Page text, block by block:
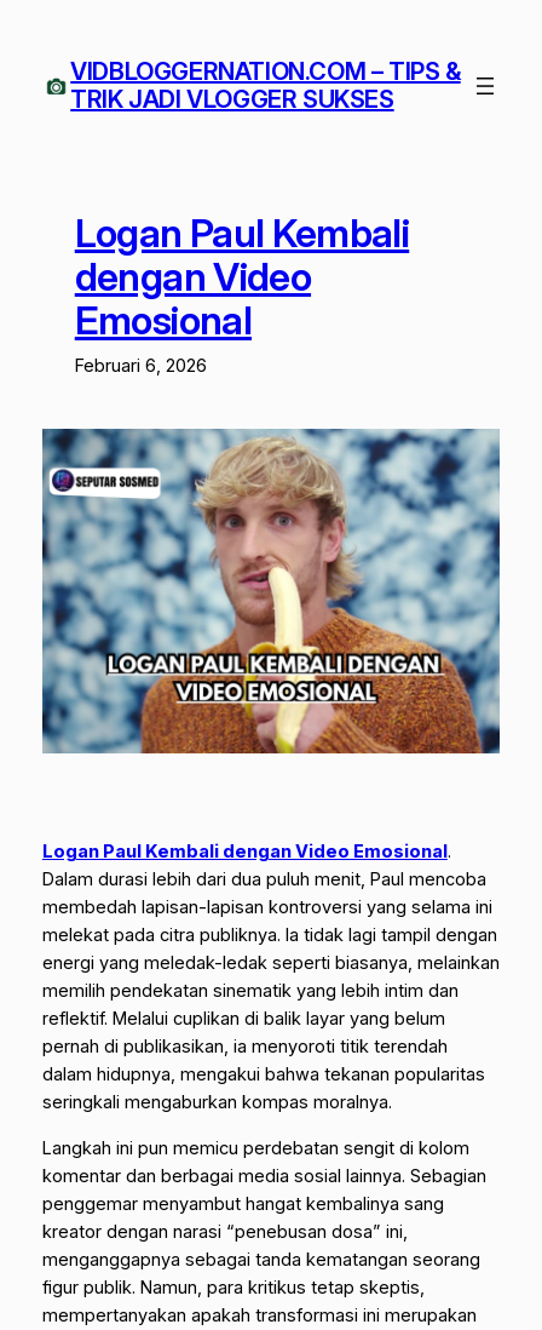
konten VIDBLOGGERNATION.COM – TIPS &
TRIK JADI VLOGGER SUKSES
Logan Paul Kembali
dengan Video
Emosional
Februari 6, 2026
Logan Paul Kembali dengan Video Emosional.
Dalam durasi lebih dari dua puluh menit, Paul mencoba
membedah lapisan-lapisan kontroversi yang selama ini
melekat pada citra publiknya. Ia tidak lagi tampil dengan
energi yang meledak-ledak seperti biasanya, melainkan
memilih pendekatan sinematik yang lebih intim dan
reflektif. Melalui cuplikan di balik layar yang belum
pernah di publikasikan, ia menyoroti titik terendah
dalam hidupnya, mengakui bahwa tekanan popularitas
seringkali mengaburkan kompas moralnya.
Langkah ini pun memicu perdebatan sengit di kolom
komentar dan berbagai media sosial lainnya. Sebagian
penggemar menyambut hangat kembalinya sang
kreator dengan narasi “penebusan dosa” ini,
menganggapnya sebagai tanda kematangan seorang
figur publik. Namun, para kritikus tetap skeptis,
mempertanyakan apakah transformasi ini merupakan